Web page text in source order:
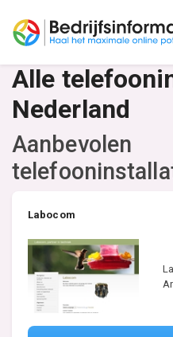
Alle
Nederland
Aanbevolen
Labocom